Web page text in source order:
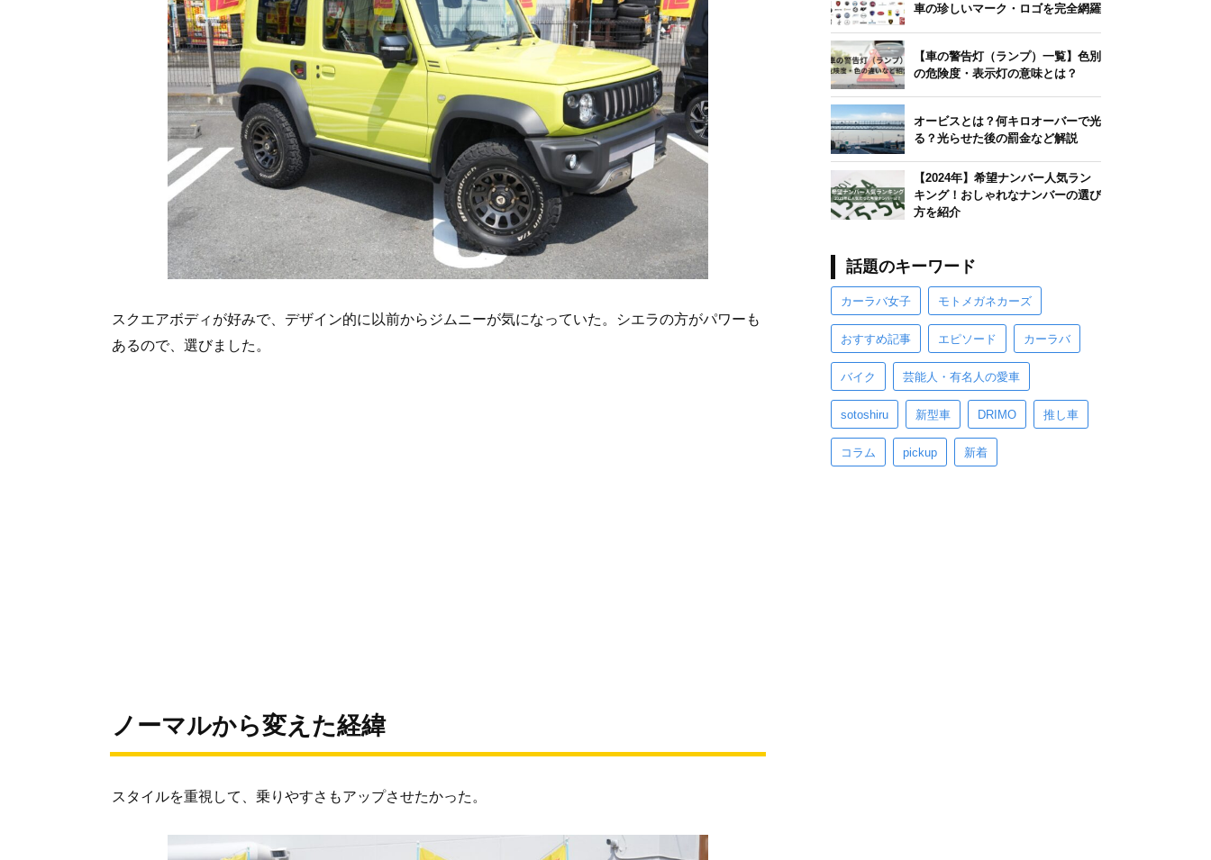
スクエアボディが好みで、デザイン的に以前からジムニーが気になっていた。シエラの方がパワーも
あるので、選びました。
ノーマルから変えた経緯
スタイルを重視して、乗りやすさもアップさせたかった。
車の珍しいマーク・ロゴを完全網羅
【車の警告灯（ランプ）一覧】色別
の危険度・表示灯の意味とは？
オービスとは？何キロオーバーで光
る？光らせた後の罰金など解説
【2024年】希望ナンバー人気ラン
キング！おしゃれなナンバーの選び
方を紹介
話題のキーワード
カーラバ女子 モトメガネカーズ
おすすめ記事 エピソード カーラバ
バイク 芸能人・有名人の愛車
sotoshiru 新型車 DRIMO 推し車
コラム pickup 新着